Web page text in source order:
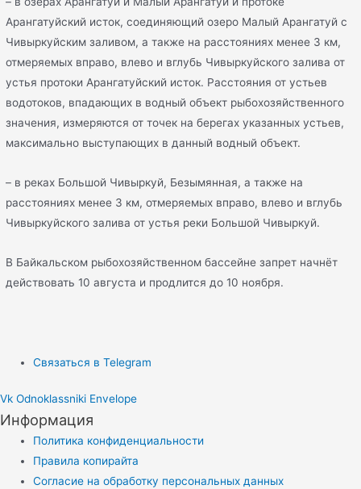
Арангатуйский исток, соединяющий озеро Малый Арангатуй с
Чивыркуйским заливом, а также на расстояниях менее 3 км,
отмеряемых вправо, влево и вглубь Чивыркуйского залива от
устья протоки Арангатуйский исток. Расстояния от устьев
водотоков, впадающих в водный объект рыбохозяйственного
значения, измеряются от точек на берегах указанных устьев,
максимально выступающих в данный водный объект.
– в реках Большой Чивыркуй, Безымянная, а также на
расстояниях менее 3 км, отмеряемых вправо, влево и вглубь
Чивыркуйского залива от устья реки Большой Чивыркуй.
В Байкальском рыбохозяйственном бассейне запрет начнёт
действовать 10 августа и продлится до 10 ноября.
Связаться в Telegram
Vk Odnoklassniki Envelope
Информация
Политика конфиденциальности
Правила копирайта
Согласие на обработку персональных данных